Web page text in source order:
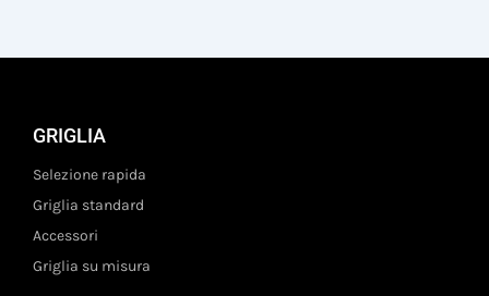
GRIGLIA
Selezione rapida
Griglia standard
Accessori
Griglia su misura